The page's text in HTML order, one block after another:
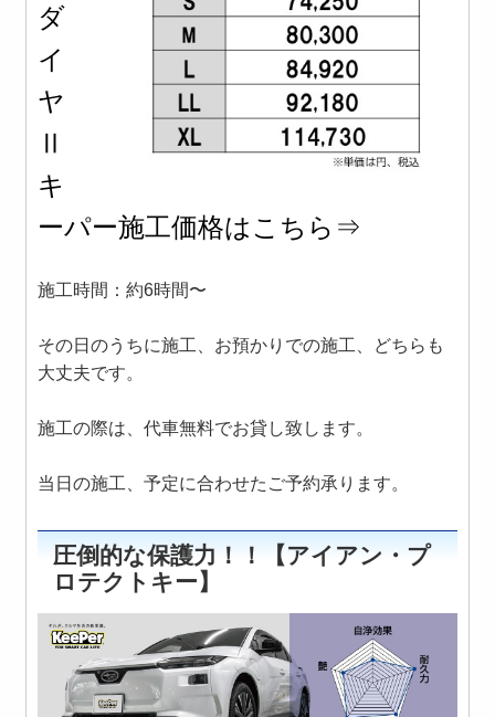
ダ
イ
ヤ
Ⅱ
キ
ーパー施工価格はこちら⇒
施工時間：約6時間〜
その日のうちに施工、お預かりでの施工、どちらも
大丈夫です。
施工の際は、代車無料でお貸し致します。
当日の施工、予定に合わせたご予約承ります。
圧倒的な保護力！！【アイアン・プ
ロテクトキー】